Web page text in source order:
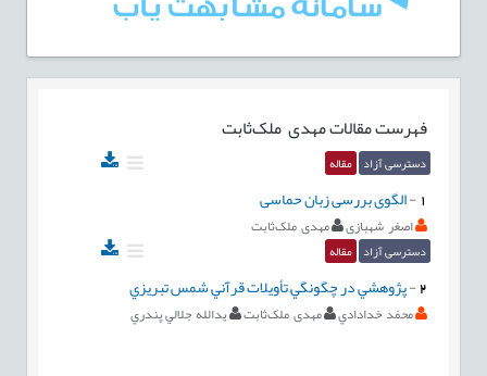
فهرست مقالاتمهدی ملک‌ثابت
دسترسی آزاد مقاله
-الگوی بررسی زبان حماسی
اصغر شهبازی مهدی ملک‌ثابت
دسترسی آزاد مقاله
2
-پژوهشي در چگونگيِ تأويلات قرآني شمس تبريزي
محمّد خدادادي مهدی ملک‌ثابت يدالله جلالي پندري